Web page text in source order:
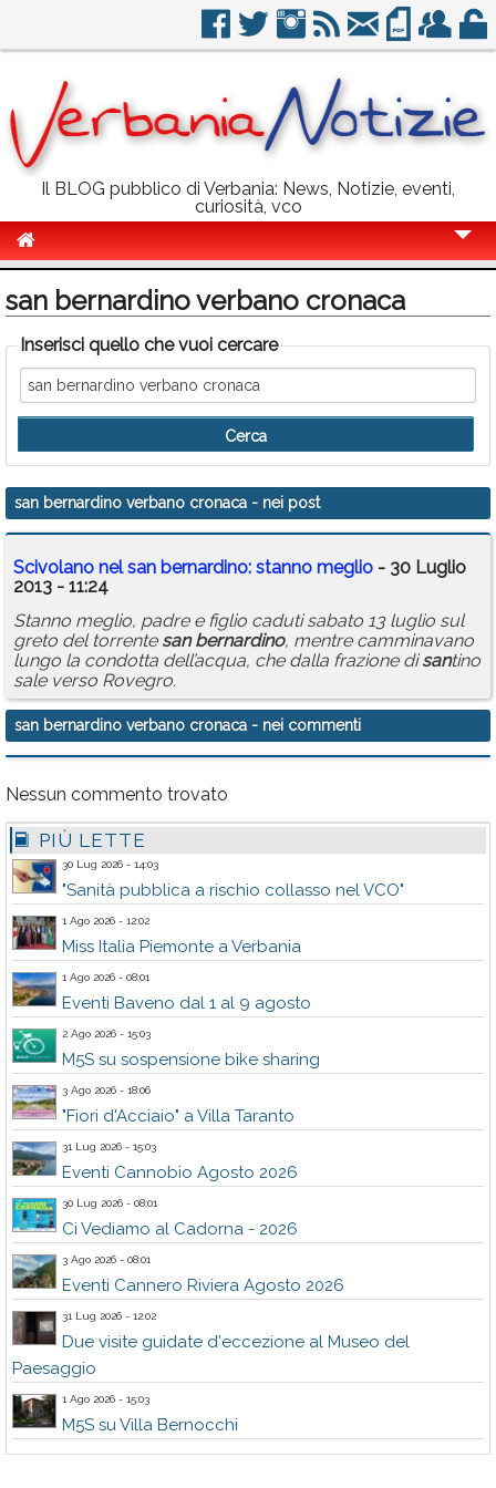
Il BLOG pubblico di Verbania: News, Notizie, eventi,
curiosità, vco
Politica
Sport
Eventi
Info Utili
Rubriche
Calendario
Annunci
san bernardino verbano cronaca
Inserisci quello che vuoi cercare
san bernardino verbano cronaca - nei post
Scivolano nelsan bernardino: stanno meglio - 30 Luglio
2013 - 11:24
Stanno meglio, padre e figlio caduti sabato 13 luglio sul
greto del torrente san bernardino, mentre camminavano
lungo la condotta dell’acqua, che dalla frazione disantino
sale verso Rovegro.
san bernardino verbano cronaca - nei commenti
Nessun commento trovato
PIÙ LETTE
30 Lug 2026 - 14:03
"Sanità pubblica a rischio collasso nel VCO"
1 Ago 2026 - 12:02
Miss Italia Piemonte a Verbania
1 Ago 2026 - 08:01
Eventi Baveno dal 1 al 9 agosto
2 Ago 2026 - 15:03
M5S su sospensione bike sharing
3 Ago 2026 - 18:06
"Fiori d'Acciaio" a Villa Taranto
31 Lug 2026 - 15:03
Eventi Cannobio Agosto 2026
30 Lug 2026 - 08:01
Ci Vediamo al Cadorna - 2026
3 Ago 2026 - 08:01
Eventi Cannero Riviera Agosto 2026
31 Lug 2026 - 12:02
Due visite guidate d'eccezione al Museo del
Paesaggio
1 Ago 2026 - 15:03
M5S su Villa Bernocchi